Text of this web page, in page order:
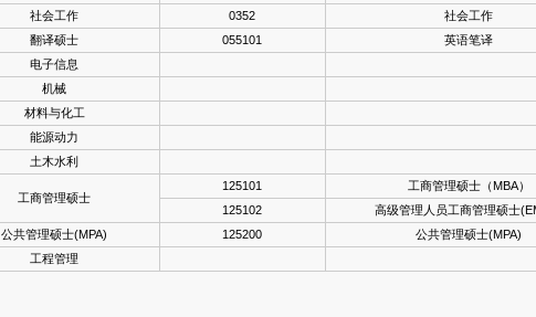
社会工作 0352
社会工作
翻译硕士 055101
英语笔译
电子信息
机械
材料与化工
能源动力
土木水利
工商管理硕士
125101
工商管理硕士（MBA）
125102
高级管理人员工商管理硕士
公共管理硕士(MPA) 125200
公共管理硕士(MPA)
工程管理